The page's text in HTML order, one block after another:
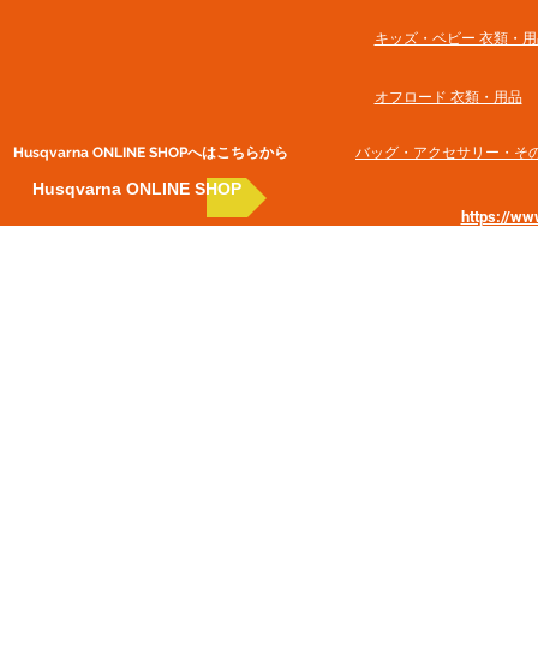
Husqvarna ONLINE SHOP​へはこちらから
Husqvarna ONLINE SHOP
キッズ・ベビー 衣類・
オフロード 衣類・用品
バッグ・アクセサリー・そ
https://